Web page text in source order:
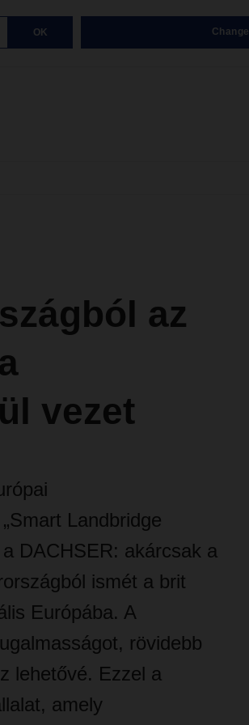
OK Change
az
vezet
Landbridge
DACHSER: akárcsak a
ismét a brit
Európába. A
rövidebb
lehetővé. Ezzel a
amely